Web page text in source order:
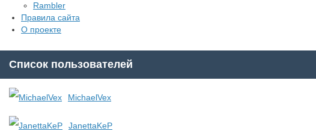
Rambler
Правила сайта
О проекте
Список пользователей
MichaelVex
JanettaKeP